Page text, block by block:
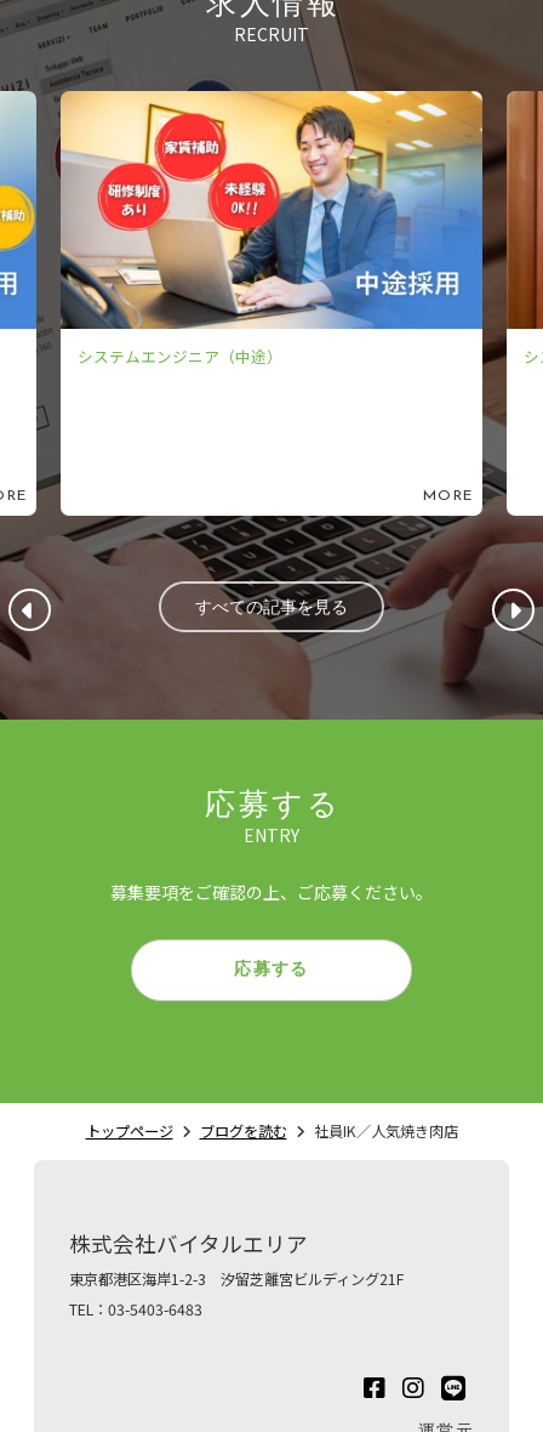
RECRUIT
システムエンジニア（新卒）
すべての記事を見る
応募する
ENTRY
募集要項をご確認の上、ご応募ください。
応募する
トップページ ブログを読む 社員IK／人気焼き肉店
株式会社バイタルエリア
東京都港区海岸1-2-3 汐留芝離宮ビルディング21F
TEL：03-5403-6483